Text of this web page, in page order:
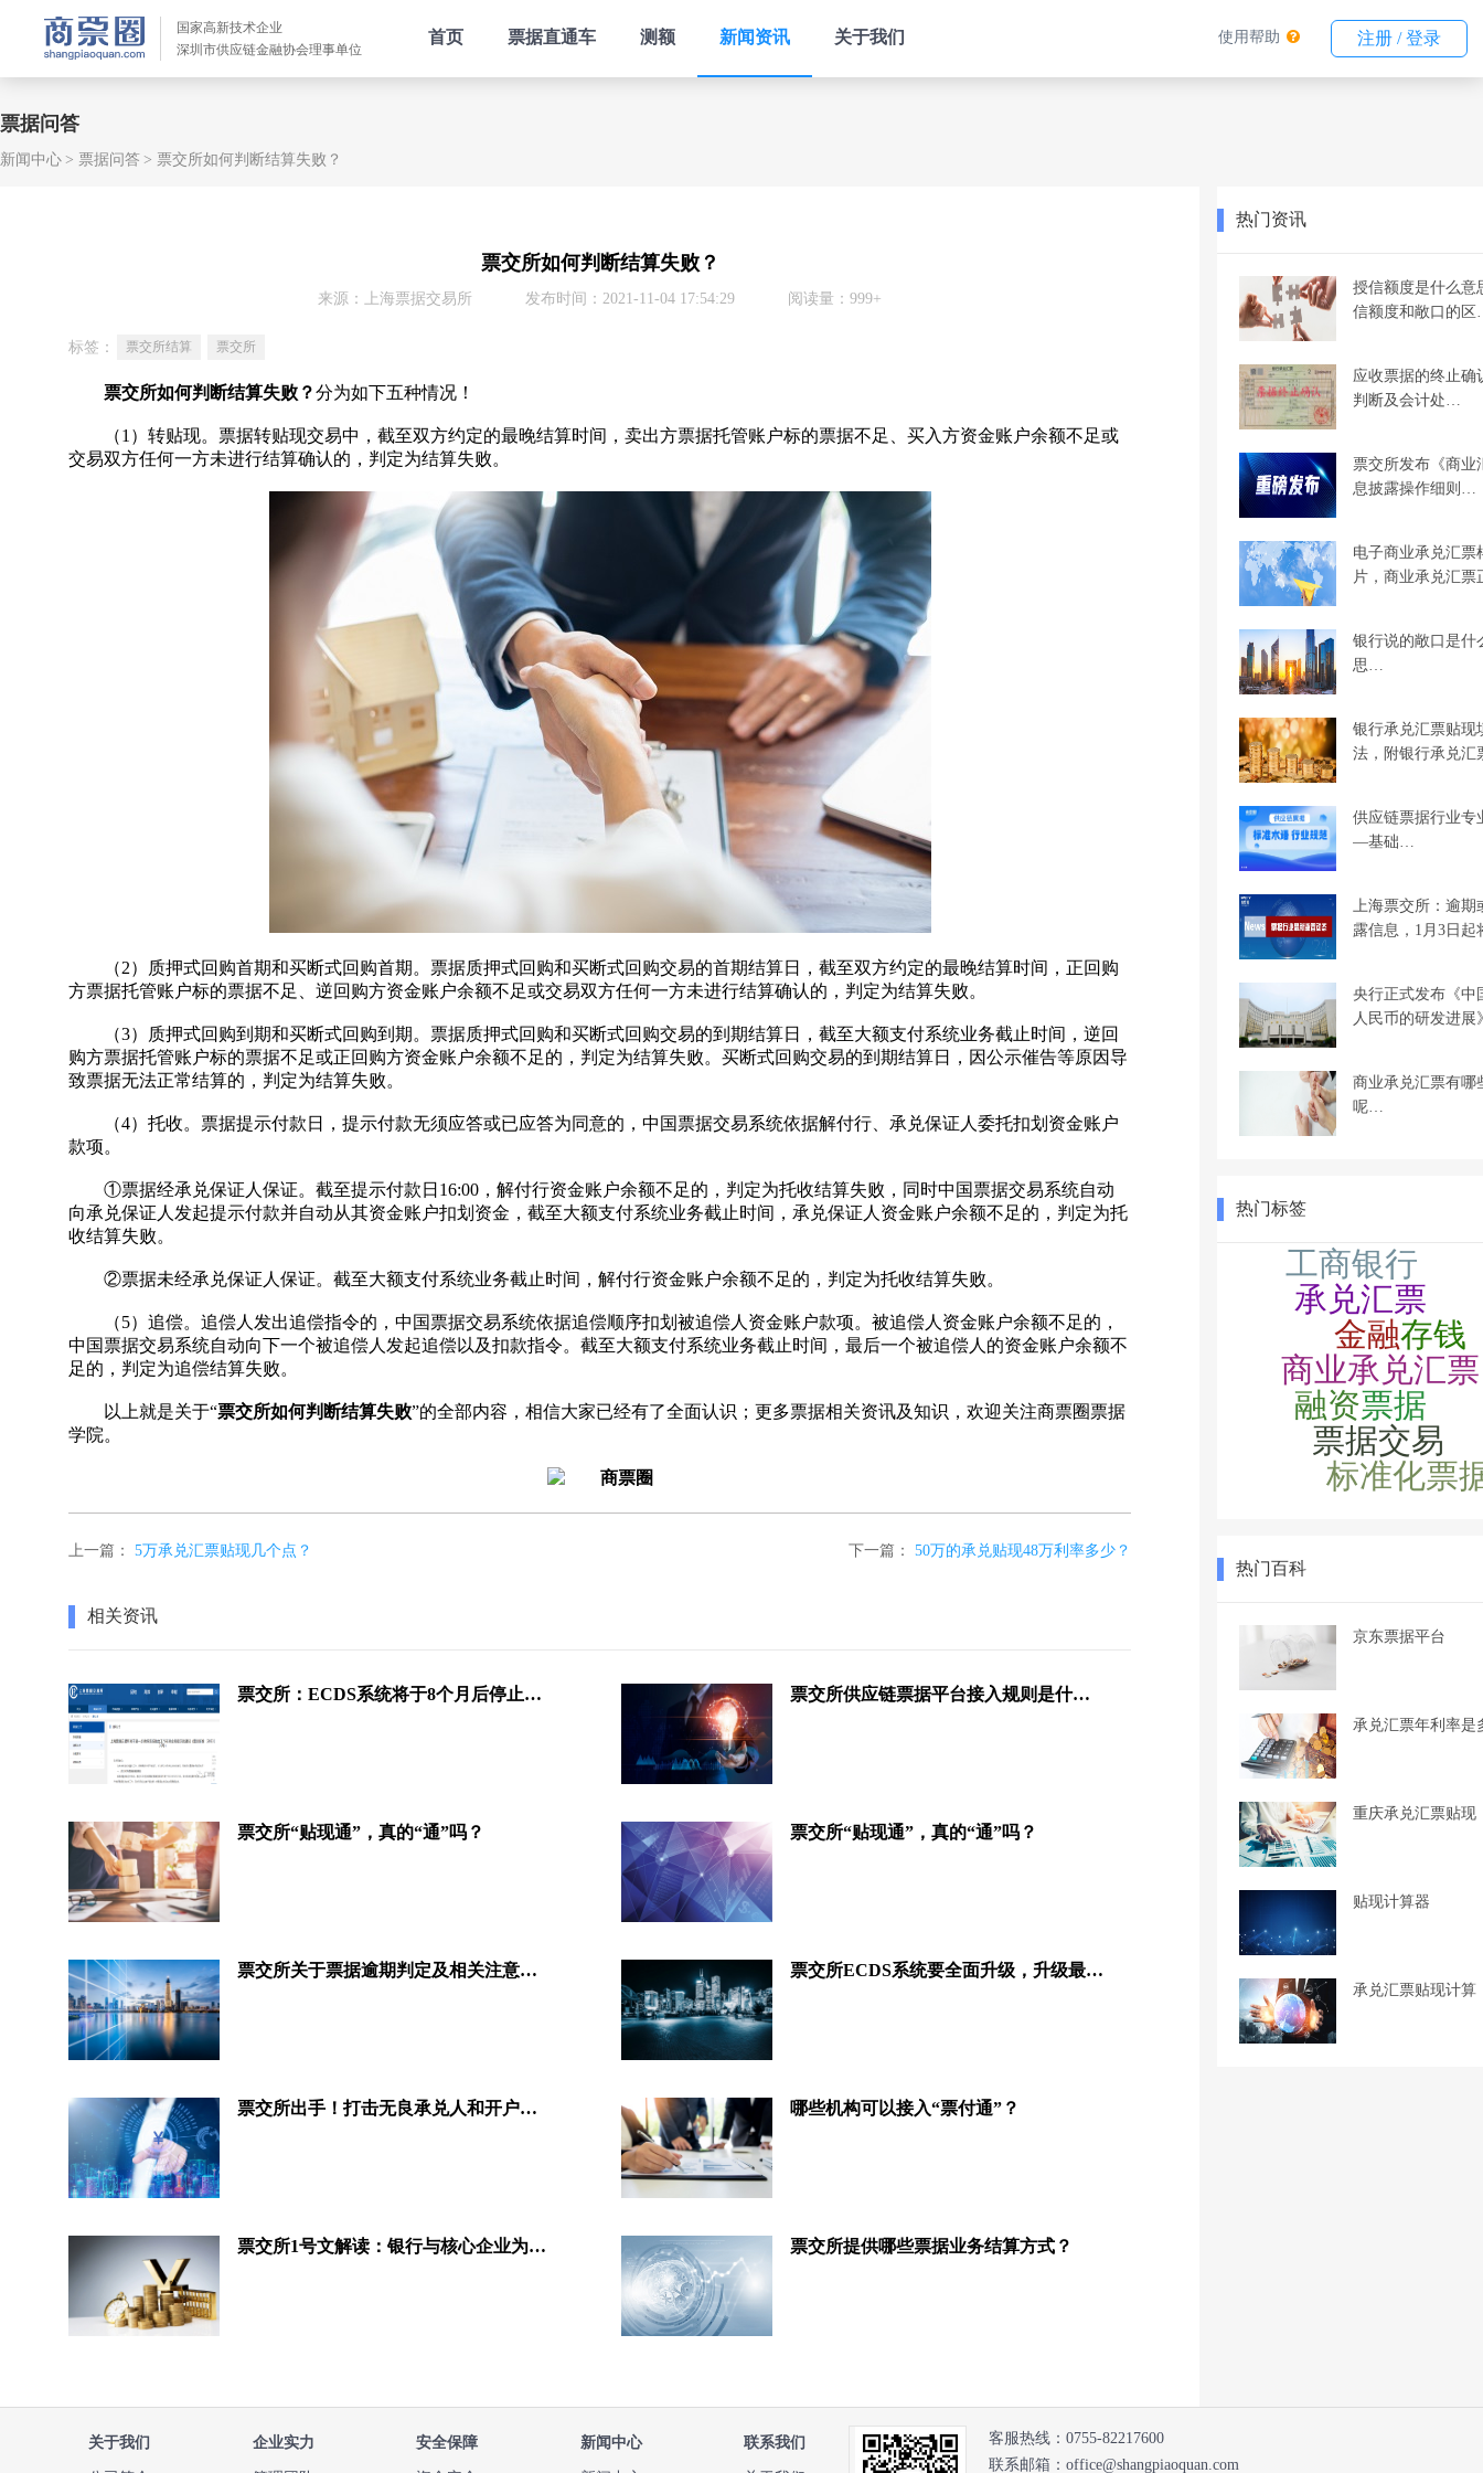
国家高新技术企业
深圳市供应链金融协会理事单位
首页 票据直通车 测额 新闻资讯 关于我们 使用帮助 注册 / 登录
票据问答
新闻中心 票据问答 票交所如何判断结算失败？
票交所如何判断结算失败？
来源：上海票据交易所 发布时间：2021-11-04 17:54:29 阅读量：999+
标签： 票交所结算 票交所
票交所如何判断结算失败？分为如下五种情况！
（1）转贴现。票据转贴现交易中，截至双方约定的最晚结算时间，卖出方票据托管账户标的票据不足、买入方资金账户余额不足或
交易双方任何一方未进行结算确认的，判定为结算失败。
（2）质押式回购首期和买断式回购首期。票据质押式回购和买断式回购交易的首期结算日，截至双方约定的最晚结算时间，正回购
方票据托管账户标的票据不足、逆回购方资金账户余额不足或交易双方任何一方未进行结算确认的，判定为结算失败。
（3）质押式回购到期和买断式回购到期。票据质押式回购和买断式回购交易的到期结算日，截至大额支付系统业务截止时间，逆回
购方票据托管账户标的票据不足或正回购方资金账户余额不足的，判定为结算失败。买断式回购交易的到期结算日，因公示催告等原因导
致票据无法正常结算的，判定为结算失败。
（4）托收。票据提示付款日，提示付款无须应答或已应答为同意的，中国票据交易系统依据解付行、承兑保证人委托扣划资金账户
款项。
①票据经承兑保证人保证。截至提示付款日16:00，解付行资金账户余额不足的，判定为托收结算失败，同时中国票据交易系统自动
向承兑保证人发起提示付款并自动从其资金账户扣划资金，截至大额支付系统业务截止时间，承兑保证人资金账户余额不足的，判定为托
收结算失败。
②票据未经承兑保证人保证。截至大额支付系统业务截止时间，解付行资金账户余额不足的，判定为托收结算失败。
（5）追偿。追偿人发出追偿指令的，中国票据交易系统依据追偿顺序扣划被追偿人资金账户款项。被追偿人资金账户余额不足的，
中国票据交易系统自动向下一个被追偿人发起追偿以及扣款指令。截至大额支付系统业务截止时间，最后一个被追偿人的资金账户余额不
足的，判定为追偿结算失败。
以上就是关于“票交所如何判断结算失败”的全部内容，相信大家已经有了全面认识；更多票据相关资讯及知识，欢迎关注商票圈票据
学院。
上一篇： 5万承兑汇票贴现几个点？ 下一篇： 50万的承兑贴现48万利率多少？
相关资讯
票交所：ECDS系统将于8个月后停止服务，注意到期日和存量结 票交所供应链票据平台接入规则是什么？
票交所“贴现通”，真的“通”吗？ 票交所“贴现通”，真的“通”吗？
票交所关于票据逾期判定及相关注意事项的提醒 票交所ECDS系统要全面升级，升级最大的亮点是票据可拆分
票交所出手！打击无良承兑人和开户行不作为 哪些机构可以接入“票付通”？
票交所1号文解读：银行与核心企业为何接入供应链票据平台？ 票交所提供哪些票据业务结算方式？
热门资讯
授信额度是什么意
信额度和敞口的
应收票据的终止确
判断及会计处…
票交所发布《商业
息披露操作细则…
电子商业承兑汇票
片，商业承兑汇
银行说的敞口是什
思…
银行承兑汇票贴现
法，附银行承兑
供应链票据行业专
—基础…
上海票交所：逾期
露信息，1月3日
央行正式发布《中
人民币的研发进
商业承兑汇票有哪
呢…
热门标签
热门百科
京东票据平台
承兑汇票年利率是
重庆承兑汇票贴现
贴现计算器
承兑汇票贴现计算
关于我们 企业实力 安全保障 新闻中心 联系我们 客服热线： 0755-82217600
联系邮箱：office@shangpiaoquan.com